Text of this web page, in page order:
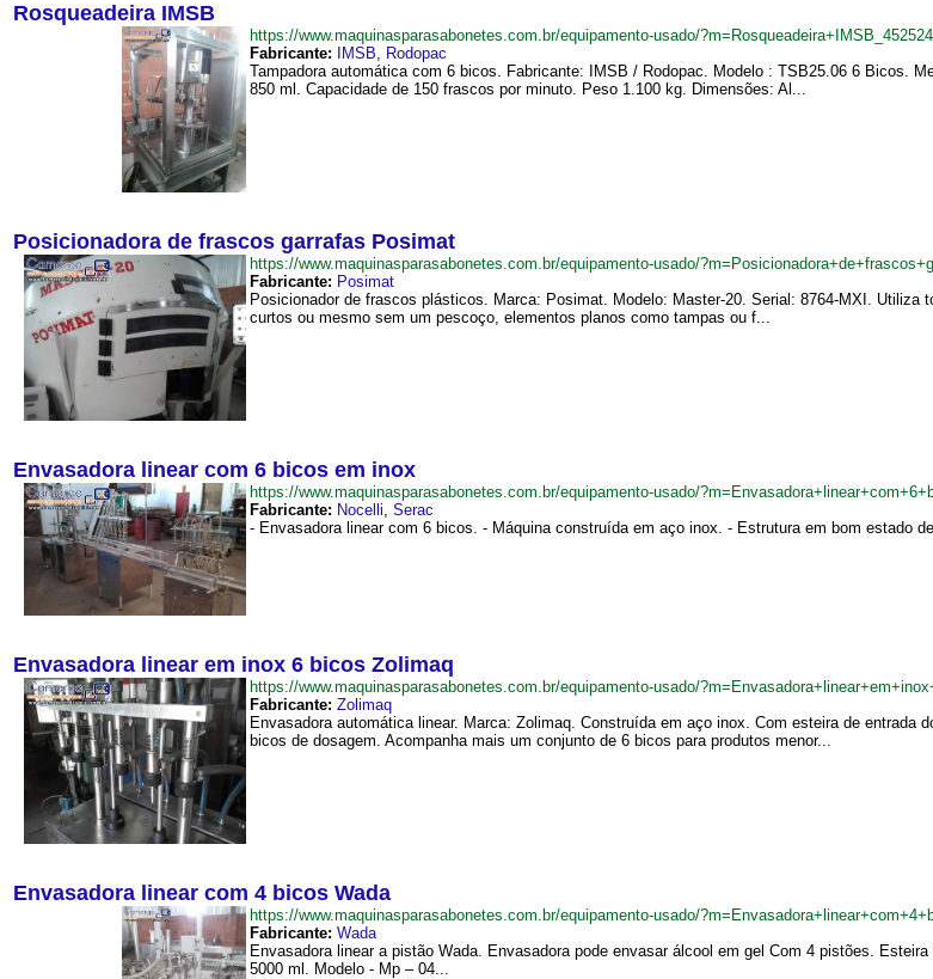
Rosqueadeira IMSB
https://www.maquinasparasabonetes.com.br/equipamento-usado/
Fabricante:
IMSB, Rodopac
Tampadora automática com 6 bicos. Fabricante: IMSB / Rodopac. Modelo : TSB25.06 6 Bicos.
850 ml. Capacidade de 150 frascos por minuto. Peso 1.100 kg. Dimensões: Al...
Posicionadora de frascos garrafas Posimat
https://www.maquinasparasabonetes.com.br/equipamento-usado/
Fabricante: Posimat
Posicionador de frascos plásticos. Marca: Posimat. Modelo: Master-20. Serial: 8764-MXI.
curtos ou mesmo sem um pescoço, elementos planos como tampas ou f...
Envasadora linear com 6 bicos em inox
https://www.maquinasparasabonetes.com.br/equipamento-usado/
Fabricante: Nocelli, Serac
- Envasadora linear com 6 bicos. - Máquina construída em aço inox. - Estrutura em bom estado
Envasadora linear em inox 6 bicos Zolimaq
https://www.maquinasparasabonetes.com.br/equipamento-usado/
Fabricante: Zolimaq
Envasadora automática linear. Marca: Zolimaq. Construída em aço inox. Com esteira de
bicos de dosagem. Acompanha mais um conjunto de 6 bicos para produtos menor...
Envasadora linear com 4 bicos Wada
https://www.maquinasparasabonetes.com.br/equipamento-usado/
Fabricante: Wada
Envasadora linear a pistão Wada. Envasadora pode envasar álcool em gel Com 4 pistões.
5000 ml. Modelo - Mp – 04...